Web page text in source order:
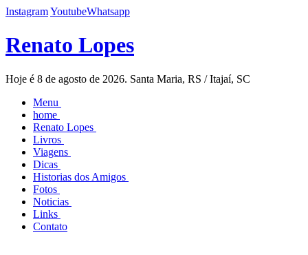
InstagramYoutubeWhatsapp
Renato Lopes
Hoje é 8 de agosto de 2026. Santa Maria, RS / Itajaí, SC
Menu
home
Renato Lopes
Livros
Viagens
Dicas
Historias dos Amigos
Fotos
Noticias
Links
Contato